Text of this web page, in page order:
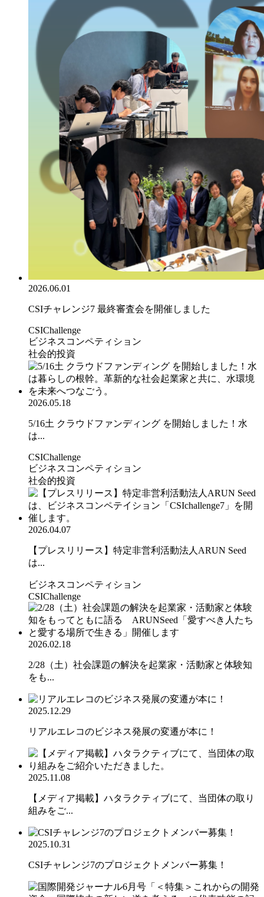
2026.06.01
CSIチャレンジ7 最終審査会を開催しました
CSIChallenge
ビジネスコンペティション
社会的投資
2026.05.18
5/16土 クラウドファンディング を開始しました！水
は...
CSIChallenge
ビジネスコンペティション
社会的投資
2026.04.07
【プレスリリース】特定非営利活動法人ARUN Seed
は...
ビジネスコンペティション
CSIChallenge
2026.02.18
2/28（土）社会課題の解決を起業家・活動家と体験知
をも...
2025.12.29
リアルエレコのビジネス発展の変遷が本に！
2025.11.08
【メディア掲載】ハタラクティブにて、当団体の取り
組みをご...
2025.10.31
CSIチャレンジ7のプロジェクトメンバー募集！